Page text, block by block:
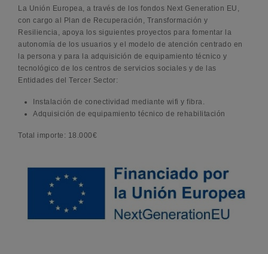
La Unión Europea, a través de los fondos Next Generation EU,
con cargo al Plan de Recuperación, Transformación y
Resiliencia, apoya los siguientes proyectos para fomentar la
autonomía de los usuarios y el modelo de atención centrado en
la persona y para la adquisición de equipamiento técnico y
tecnológico de los centros de servicios sociales y de las
Entidades del Tercer Sector:
Instalación de conectividad mediante wifi y fibra.
Adquisición de equipamiento técnico de rehabilitación
Total importe: 18.000€